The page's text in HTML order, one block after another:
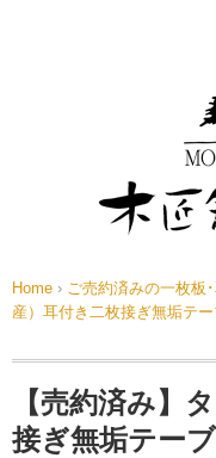
Home › ご売約済みの一枚板
産）耳付き二枚接ぎ無垢テ
【売約済み】
接ぎ無垢テー